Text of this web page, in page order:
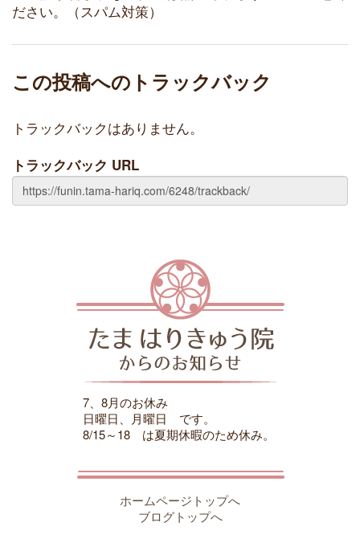
ださい。（スパム対策）
この投稿へのトラックバック
トラックバックはありません。
トラックバック URL
7、8月のお休み
日曜日、月曜日 です。
8/15～18 は夏期休暇のため休み。
ホームページトップへ
ブログトップへ